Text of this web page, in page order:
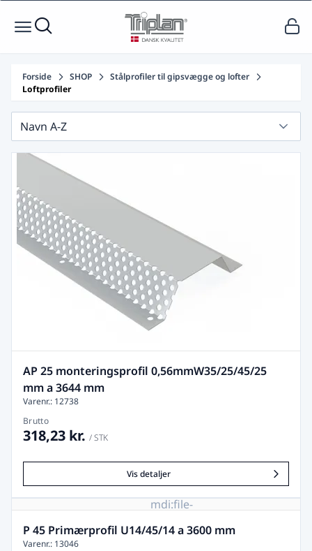
Forside SHOP
Stålprofiler til gipsvægge og lofter
Loftprofiler
Navn A-Z
AP 25 monteringsprofil 0,56mmW35/25/45/25
mm a 3644 mm
Varenr.: 12738
Brutto
318,23 kr. / STK
Vis detaljer
mdi:file-
image-
remove
P 45 Primærprofil U14/45/14 a 3600 mm
Varenr.: 13046